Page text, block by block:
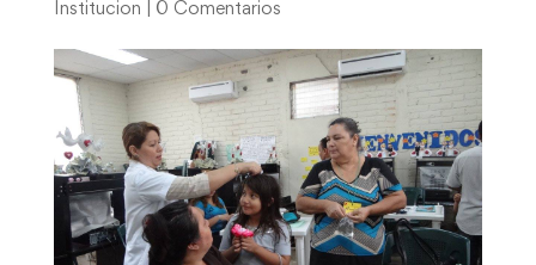
Institucion
0 Comentarios